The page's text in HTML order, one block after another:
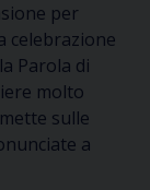
per
celebrazione
Parola di
molto
sulle
a